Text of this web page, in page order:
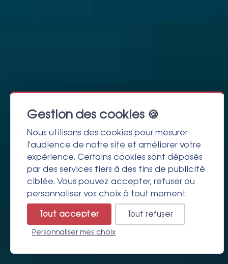
Gestion des cookies 🍪
Nous utilisons des cookies pour mesurer
l'audience de notre site et améliorer votre
expérience. Certains cookies sont déposés
par des services tiers à des fins de publicité
ciblée. Vous pouvez accepter, refuser ou
personnaliser vos choix à tout moment.
Tout accepter Tout refuser
Personnaliser mes choix